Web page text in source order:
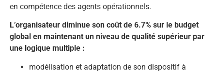
en compétence des agents opérationnels.
L’organisateur diminue son coût de 6.7% sur le budget
global en maintenant un niveau de qualité supérieur par
une logique multiple :
modélisation et adaptation de son dispositif à